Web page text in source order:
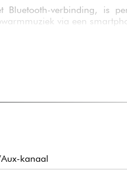
Bluetooth-verbinding, is
via een
zorgt voor een directe
grote optredens, zodat
kanaal